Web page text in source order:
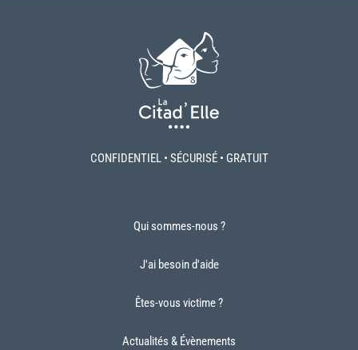
CONFIDENTIEL • SÉCURISÉ • GRATUIT
Qui sommes-nous ?
J'ai besoin d'aide
Êtes-vous victime ?
Actualités & Évènements